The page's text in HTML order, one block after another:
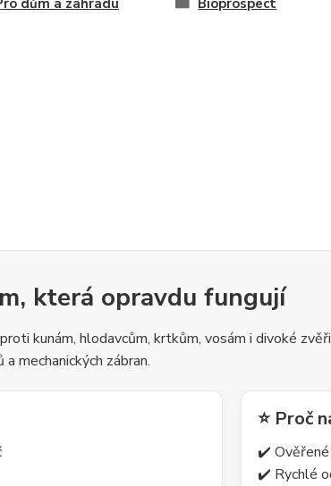
která opravdu fungují
kunám, hlodavcům, krtkům, vosám i divoké
mechanických zábran.
⭐ Proč
✔️ Ověřené
✔️ Rychlé